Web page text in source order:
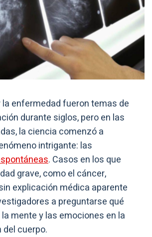
la enfermedad fueron temas de
durante siglos, pero en las
la ciencia comenzó a
intrigante: las
. Casos en los que
grave, como el cáncer,
explicación médica aparente
a preguntarse qué
mente y las emociones en la
cuerpo.